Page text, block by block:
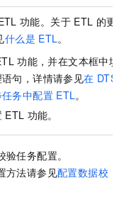
功能。关于 ETL 的更
什么是 ETL。
功能，并在文本框中填
句，详情请参见在 DTS
务中配置 ETL。
ETL 功能。
验任务配置。
方法请参见配置数据校